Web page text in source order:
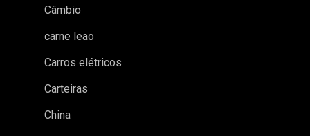
Câmbio
carne leao
Carros elétricos
Carteiras
China